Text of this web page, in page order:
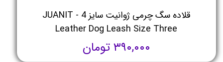
قلاده سگ چرمی ژوانیت سایز 4 - JUANIT
Leather Dog Leash Size Three
۳۹۰,۰۰۰ تومان